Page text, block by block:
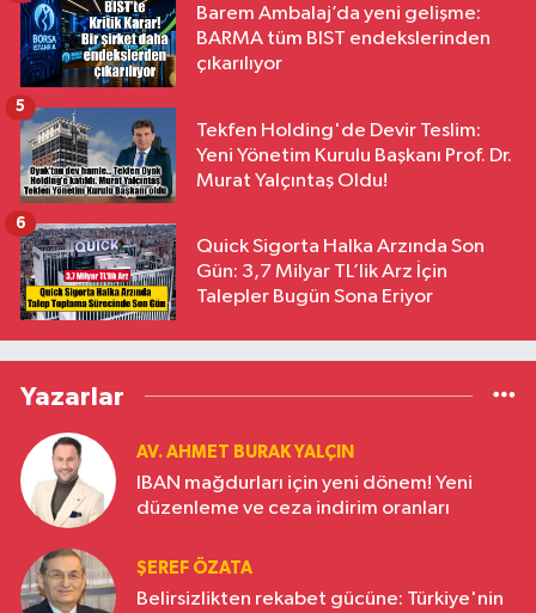
Barem Ambalaj’da yeni gelişme:
BARMA tüm BIST endekslerinden
çıkarılıyor
Tekfen Holding'de Devir Teslim:
Yeni Yönetim Kurulu Başkanı Prof. Dr.
Murat Yalçıntaş Oldu!
5
Quick Sigorta Halka Arzında Son
Gün: 3,7 Milyar TL’lik Arz İçin
Talepler Bugün Sona Eriyor
6
Yazarlar
AV. AHMET BURAK YALÇIN
IBAN mağdurları için yeni dönem! Yeni
düzenleme ve ceza indirim oranları
ŞEREF ÖZATA
Belirsizlikten rekabet gücüne: Türkiye'nin